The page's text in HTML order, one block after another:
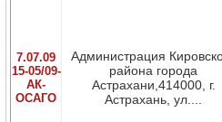
7.07.09
15-05/09-
АК-
ОСАГО
Администрация
района города
Астрахани,414000, г.
Астрахань, ул....